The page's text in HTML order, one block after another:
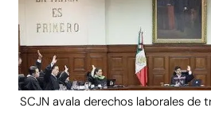
SCJN avala derechos laborales de